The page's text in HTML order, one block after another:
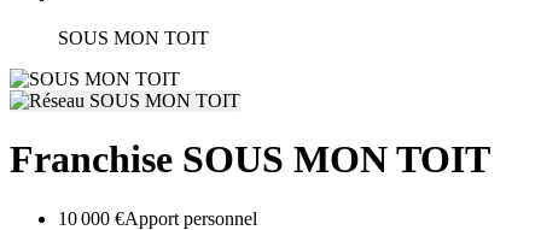
SOUS MON TOIT
Franchise SOUS MON TOIT
10 000 €Apport personnel